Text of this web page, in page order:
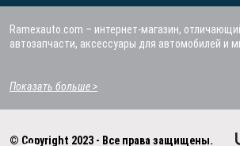
Ramexauto.com – интернет-магазин,
автозапчасти, аксессуары для автомобилей и
Показать больше >
© Copyright 2023 - Все права защищены.